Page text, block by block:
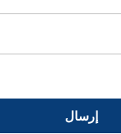
إرسال